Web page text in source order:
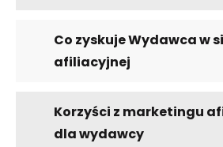
Co zyskuje Wydawca w
afiliacyjnej
Korzyści z marketingu
dla wydawcy